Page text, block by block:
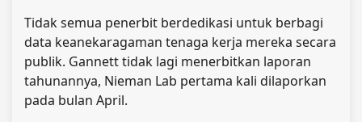
Tidak semua penerbit berdedikasi untuk berbagi
data keanekaragaman tenaga kerja mereka secara
publik. Gannett tidak lagi menerbitkan laporan
tahunannya, Nieman Lab pertama kali dilaporkan
pada bulan April.